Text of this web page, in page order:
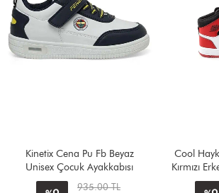
Kinetix Cena Pu Fb Beyaz
Unisex Çocuk Ayakkabısı
935.00 TL
Cool
Kırmızı